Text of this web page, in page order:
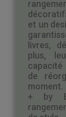
et un
livres,
plus,
capacité
de
+ by